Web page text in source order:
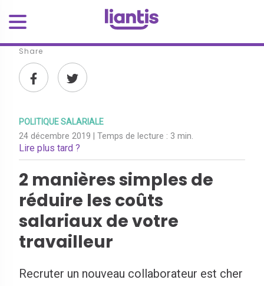
Share
POLITIQUE SALARIALE
24 décembre 2019 | Temps de lecture : 3 min.
Lire plus tard ?
2 manières simples de
réduire les coûts
salariaux de votre
travailleur
Recruter un nouveau collaborateur est cher